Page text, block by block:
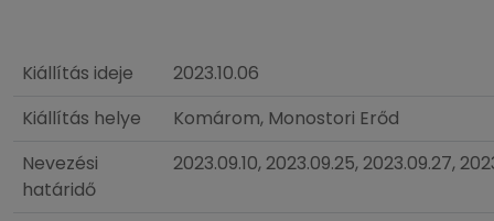
Kiállítás ideje
2023.10.06
Kiállítás helye
Komárom, Monostori Erőd
Nevezési
határidő
2023.09.10, 2023.09.25, 2023.09.27,